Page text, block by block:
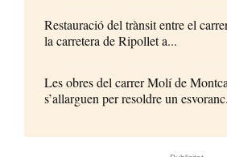
Restauració del trànsit entre el
la carretera de Ripollet a...
Les obres del carrer Molí de
s’allarguen per resoldre un